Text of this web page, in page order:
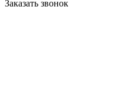
Заказать звонок